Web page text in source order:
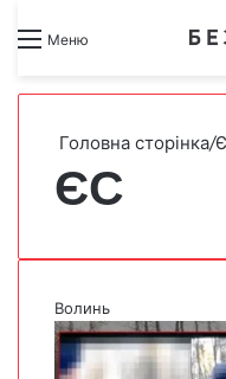
Меню Search for
Головна сторінка/
ЄС
Волинь